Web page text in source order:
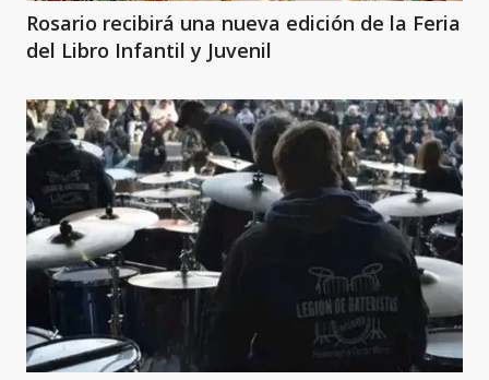
Rosario recibirá una nueva edición de la Feria
del Libro Infantil y Juvenil